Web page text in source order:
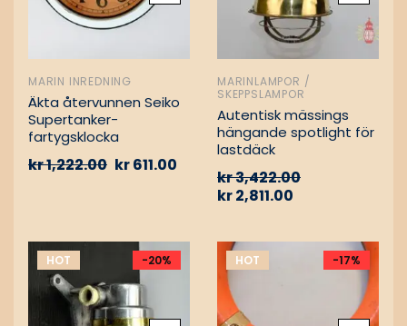
MARIN INREDNING
Äkta återvunnen Seiko
Supertanker-
fartygsklocka
kr1,222.00 kr611.00
MARINLAMPOR /
SKEPPSLAMPOR
Autentisk mässings
hängande spotlight för
lastdäck
kr3,422.00
kr2,811.00
HOT -20% HOT -17%